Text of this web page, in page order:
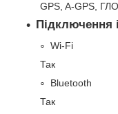
GPS, A-GPS,
Підключення
Wi-Fi
Так
Bluetooth
Так